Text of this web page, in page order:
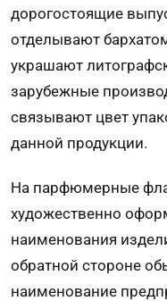
дорогостоящие
отделывают
украшают
зарубежные
связывают цвет
данной продукции.
На парфюмерные
художественно
наименования
обратной стороне
наименование